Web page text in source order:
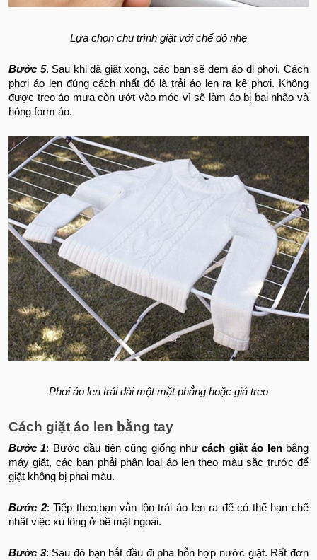
Lựa chọn chu trình giặt với chế độ nhẹ
Bước 5. Sau khi đã giặt xong, các bạn sẽ đem áo đi phơi. Cách
phơi áo len đúng cách nhất đó là trải áo len ra kệ phơi. Không
được treo áo mưa còn ướt vào móc vì sẽ làm áo bị bai nhão và
hỏng form áo.
Phơi áo len trải dài một mặt phẳng hoặc giá treo
Cách giặt áo len bằng tay
Bước 1: Bước đầu tiên cũng giống nhưcách giặt áo lenbằng
máy giặt, các bạn phải phân loại áo len theo màu sắc trước để
giặt không bị phai màu.
Bước 2: Tiếp theo,bạn vẫn lộn trái áo len ra để có thể hạn chế
nhất việc xù lông ở bề mặt ngoài.
Bước 3: Sau đó bạn bắt đầu đi pha hỗn hợp nước giặt. Rất đơn